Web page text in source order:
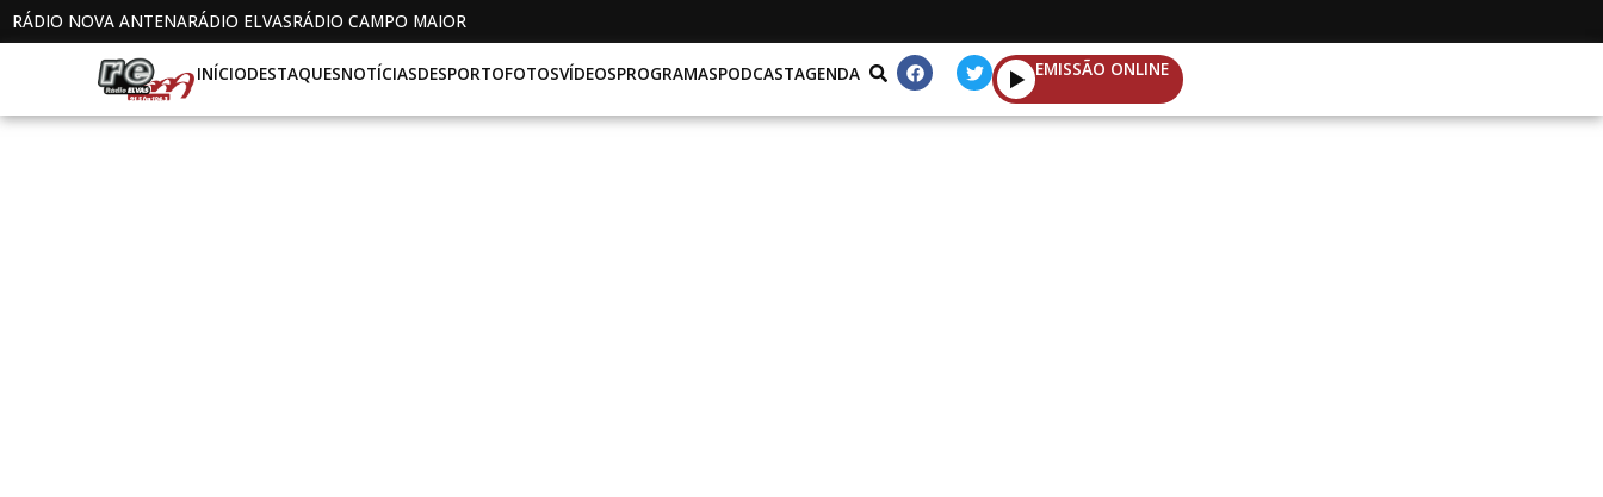
RÁDIO NOVA ANTENARÁDIO ELVASRÁDIO CAMPO MAIOR
INÍCIODESTAQUESNOTÍCIASDESPORTOFOTOSVÍDEOSPROGRAMASPODCASTAGENDA EMISSÃO ONLINE